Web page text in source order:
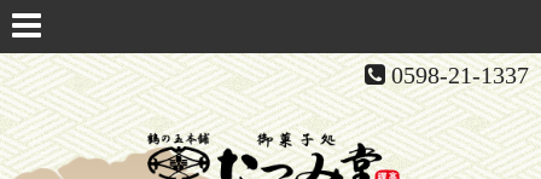
0598-21-1337